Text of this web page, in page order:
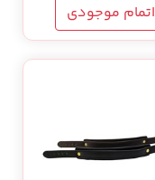
اتمام موجودی